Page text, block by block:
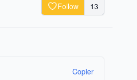
Follow 13
Copier